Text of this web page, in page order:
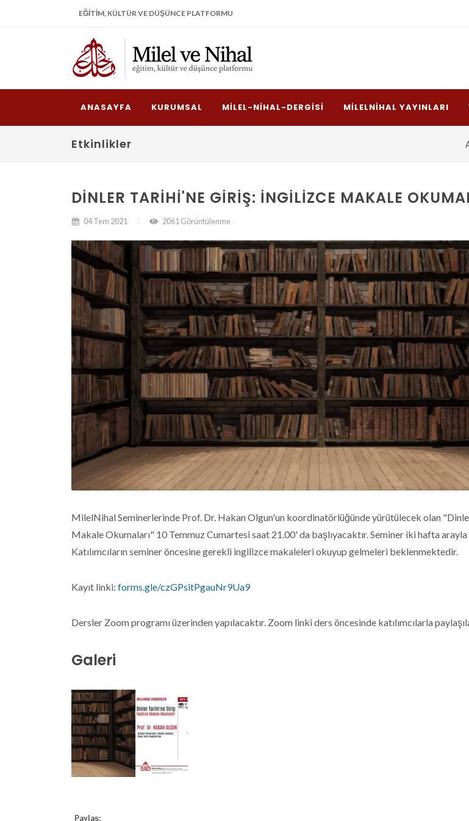
EĞITIM, KÜLTÜR VE DÜŞÜNCE PLATFORMU
ANASAYFA KURUMSAL MILEL-NIHAL-DERGISI MILELNIHAL YAYINLARI
Etkinlikler
DINLER TARIHI'NE GIRIŞ: İNGILIZCE MAKALE
04 Tem 2021 2061 Görüntülenme
MilelNihal Seminerlerinde Prof. Dr. Hakan Olgun'un koordinatörlüğünde yürütülecek olan
Makale Okumaları" 10 Temmuz Cumartesi saat 21.00' da başlıyacaktır. Seminer iki hafta
Katılımcıların seminer öncesine gerekli ingilizce makaleleri okuyup gelmeleri beklenmektedir.
Kayıt linki: forms.gle/czGPsitPgauNr9Ua9
Dersler Zoom programı üzerinden yapılacaktır. Zoom linki ders öncesinde katılımcılarla
Galeri
Paylaş: